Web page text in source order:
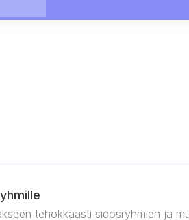
tehokkaasti sidosryhmien ja